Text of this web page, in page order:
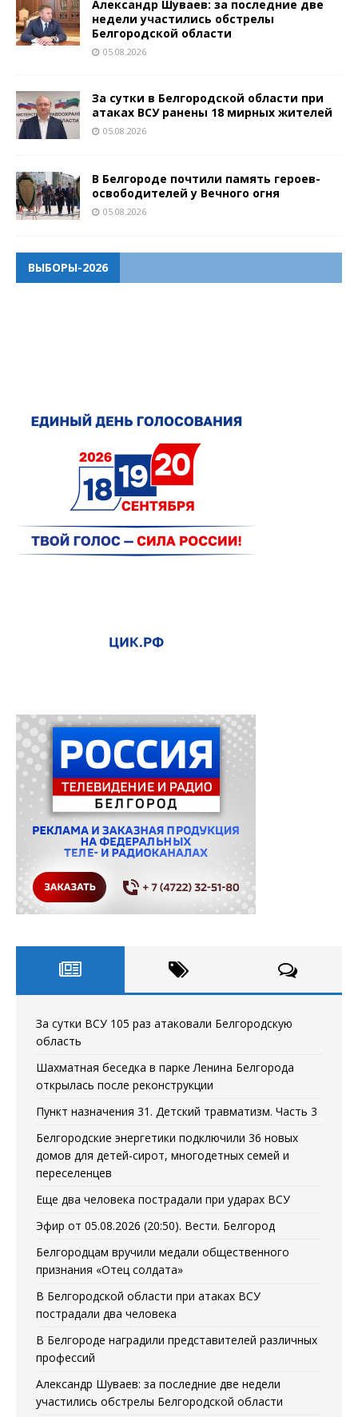
Александр Шуваев: за последние две
недели участились обстрелы
Белгородской области
05.08.2026
За сутки в Белгородской области при
атаках ВСУ ранены 18 мирных жителей
05.08.2026
В Белгороде почтили память героев-
освободителей у Вечного огня
05.08.2026
ВЫБОРЫ-2026
За сутки ВСУ 105 раз атаковали Белгородскую
область
Шахматная беседка в парке Ленина Белгорода
открылась после реконструкции
Пункт назначения 31. Детский травматизм. Часть 3
Белгородские энергетики подключили 36 новых
домов для детей-сирот, многодетных семей и
переселенцев
Еще два человека пострадали при ударах ВСУ
Эфир от 05.08.2026 (20:50). Вести. Белгород
Белгородцам вручили медали общественного
признания «Отец солдата»
В Белгородской области при атаках ВСУ
пострадали два человека
В Белгороде наградили представителей различных
профессий
Александр Шуваев: за последние две недели
участились обстрелы Белгородской области